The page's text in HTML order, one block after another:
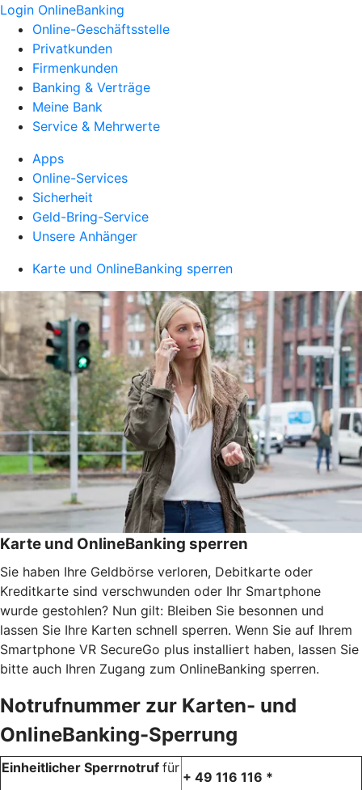
Login OnlineBanking
Online-Geschäftsstelle
Privatkunden
Firmenkunden
Banking & Verträge
Meine Bank
Service & Mehrwerte
Apps
Online-Services
Sicherheit
Geld-Bring-Service
Unsere Anhänger
Karte und OnlineBanking sperren
Karte und OnlineBanking sperren
Sie haben Ihre Geldbörse verloren, Debitkarte oder
Kreditkarte sind verschwunden oder Ihr Smartphone
wurde gestohlen? Nun gilt: Bleiben Sie besonnen und
lassen Sie Ihre Karten schnell sperren. Wenn Sie auf Ihrem
Smartphone VR SecureGo plus installiert haben, lassen Sie
bitte auch Ihren Zugang zum OnlineBanking sperren.
Notrufnummer zur Karten- und
OnlineBanking-Sperrung
Einheitlicher Sperrnotruf für
+ 49 116 116 *